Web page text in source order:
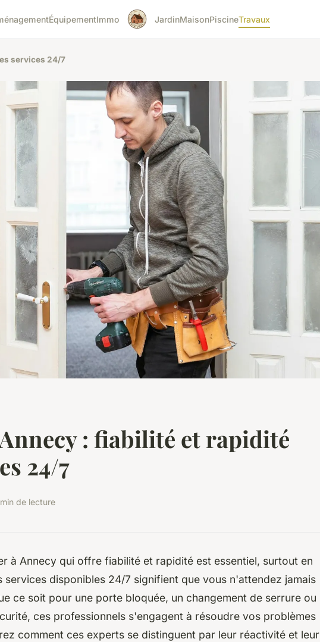
ÉquipementImmo JardinMaisonPiscineTravaux
services 24/7
: fiabilité et rapidité
24/7
de lecture
à Annecy qui offre fiabilité et rapidité est essentiel, surtout en
services disponibles 24/7 signifient que vous n'attendez jamais
ce soit pour une porte bloquée, un changement de serrure ou
ces professionnels s'engagent à résoudre vos problèmes
comment ces experts se distinguent par leur réactivité et leur